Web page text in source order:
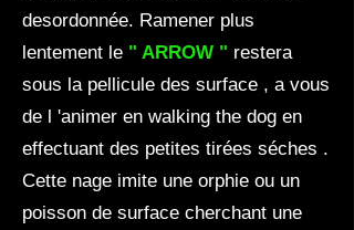
desordonnée. Ramener plus
lentement le " ARROW " restera
sous la pellicule des surface , a vous
de l 'animer en walking the dog en
effectuant des petites tirées séches .
Cette nage imite une orphie ou un
poisson de surface cherchant une